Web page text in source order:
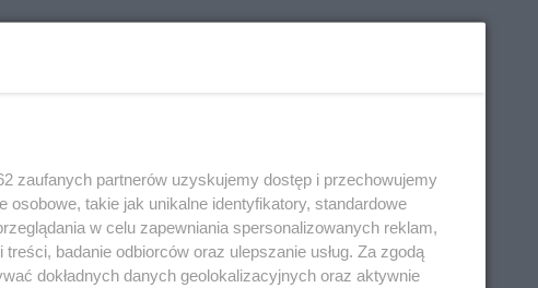
zaufanych partnerów uzyskujemy dostęp i przechowujemy
takie jak unikalne identyfikatory, standardowe
w celu zapewniania spersonalizowanych reklam,
badanie odbiorców oraz ulepszanie usług. Za zgodą
dokładnych danych geolokalizacyjnych oraz aktywnie